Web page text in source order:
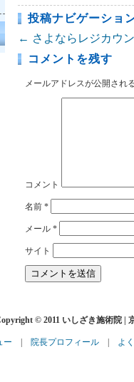
投稿ナビゲーショ
← さよならレジカウ
コメントを残す
メールアドレスが公開され
コメント
名前 *
メール *
サイト
© 2011 いしざき施術院 |
ー 院長プロフィール よ